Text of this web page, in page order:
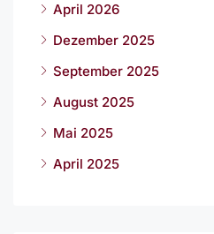
April 2026
Dezember 2025
September 2025
August 2025
Mai 2025
April 2025